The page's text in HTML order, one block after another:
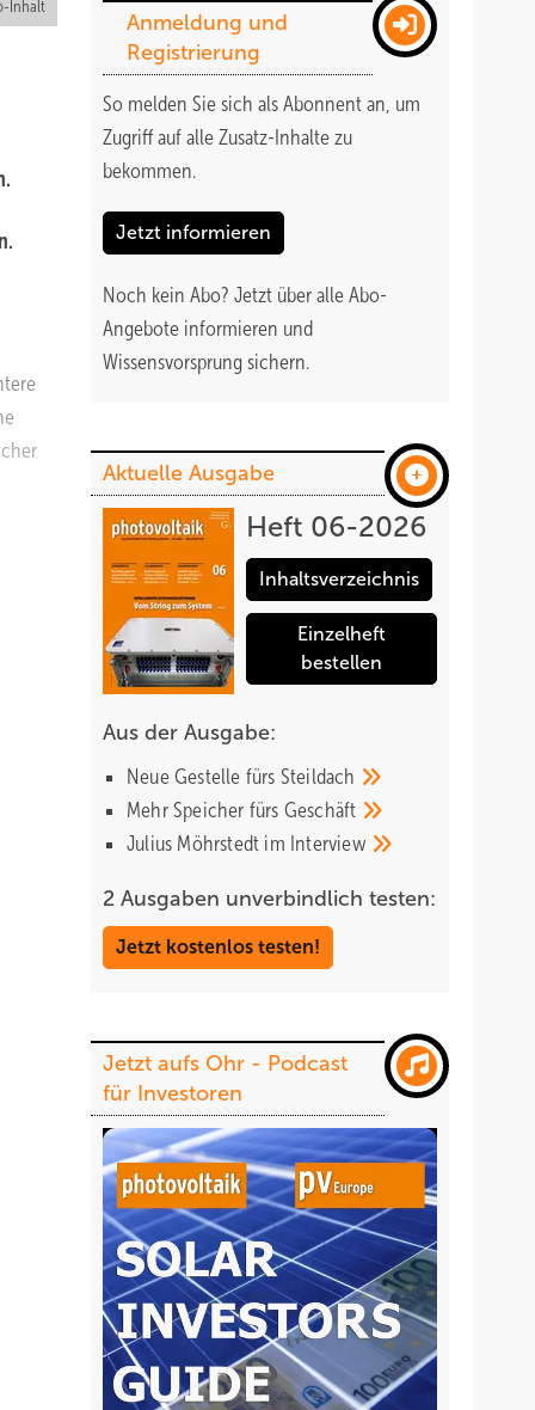
Inhalt
Anmeldung und
Registrierung
So melden Sie sich als Abonnent an, um
Zugriff auf alle Zusatz-Inhalte zu
bekommen.
Jetzt informieren
Noch kein Abo? Jetzt über alle Abo-
Angebote informieren und
Wissensvorsprung sichern.
Aktuelle Ausgabe
Heft 06-2026
Inhaltsverzeichnis
Einzelheft
bestellen
Aus der Ausgabe:
Neue Gestelle fürs Steildach
Mehr Speicher fürs Geschäft
Julius Möhrstedt im Interview
2 Ausgaben unverbindlich testen:
Jetzt kostenlos testen!
Jetzt aufs Ohr - Podcast
für Investoren